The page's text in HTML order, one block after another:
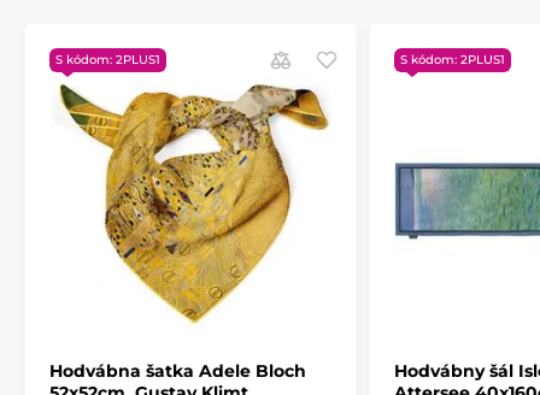
S kódom: 2PLUS1
Hodvábna šatka Adele Bloch
S kódom: 2PLUS1
Hodvábny šál